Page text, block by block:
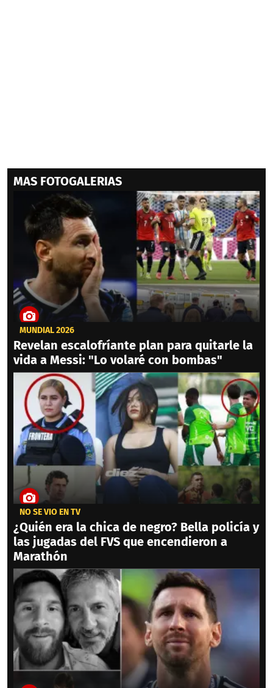
MAS FOTOGALERIAS
MUNDIAL 2026
Revelan escalofríante plan para quitarle la
vida a Messi: "Lo volaré con bombas"
NO SE VIO EN TV
¿Quién era la chica de negro? Bella policía y
las jugadas del FVS que encendieron a
Marathón